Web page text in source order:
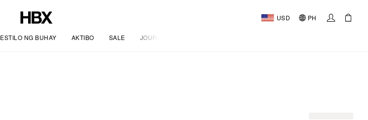
USD PH
ESTILO NG BUHAY AKTIBO SALE JOURNAL